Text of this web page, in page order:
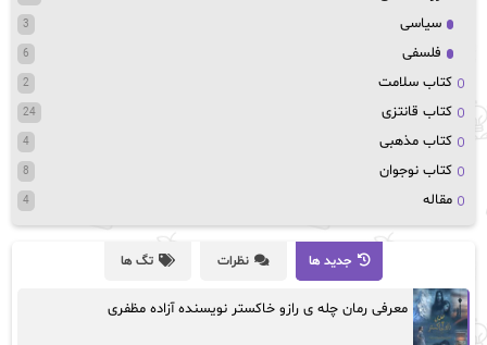
سیاسی 3
فلسفی 6
کتاب سلامت 2
کتاب قانتزی 24
کتاب مذهبی 4
کتاب نوجوان 8
مقاله 4
جدید ها نظرات تگ ها
معرفی رمان چله ی رازو خاکستر نویسنده آزاده مظفری